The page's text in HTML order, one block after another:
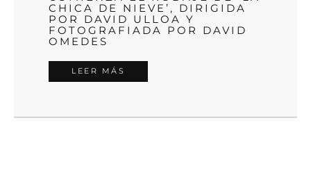
CHICA DE NIEVE’, DIRIGIDA
POR DAVID ULLOA Y
FOTOGRAFIADA POR DAVID
OMEDES
LEER MÁS